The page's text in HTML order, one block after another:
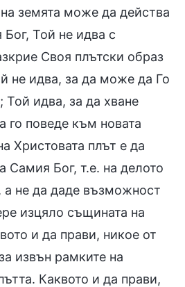
земята може да действа
Той не идва с
Своя плътски образ
не идва, за да може да Го
Той идва, за да хване
го поведе към новата
Христовата плът е да
Самия Бог, т.е. на делото
а не да даде възможност
изцяло същината на
и да прави, никое от
извън рамките на
Каквото и да прави,